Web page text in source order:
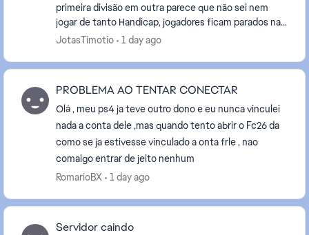
primeira divisão em outra parece que não sei nem
jogar de tanto Handicap, jogadores ficam parados nas
divisões de bola, melhores atacantes errando gol c...
JotasTimotio 1 day ago
PROBLEMA AO TENTAR CONECTAR
Olá , meu ps4 ja teve outro dono e eu nunca vinculei
nada a conta dele ,mas quando tento abrir o Fc26 da
como se ja estivesse vinculado a onta frle , nao
comaigo entrar de jeito nenhum
RomarioBX
1 day ago
Servidor caindo